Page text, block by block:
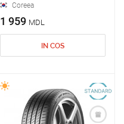
Coreea
1 959 MDL
IN COS